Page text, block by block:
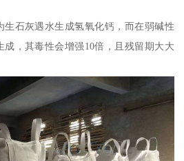
生石灰遇水生成氢氧化钙，而在弱碱性
，其毒性会增强10倍，且残留期大大